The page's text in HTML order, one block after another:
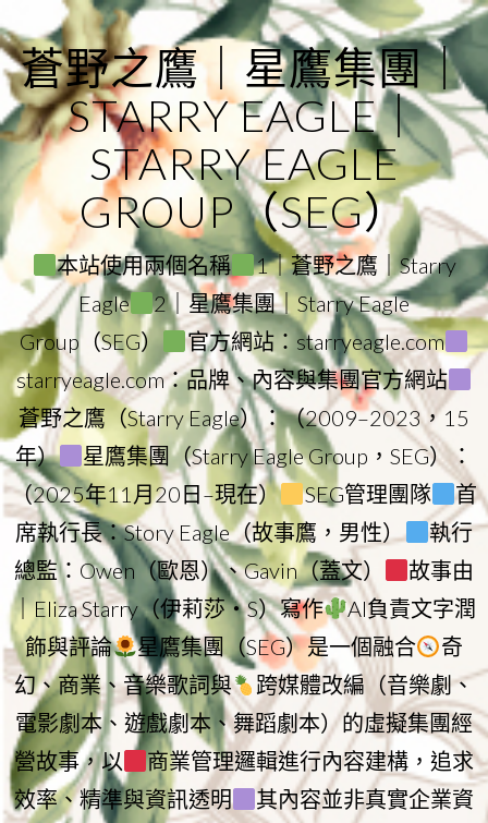
to
content
蒼野之鷹｜星鷹集團｜
STARRY EAGLE｜
STARRY EAGLE
GROUP（SEG）
本站使用兩個名稱
1｜蒼野之鷹｜Starry
Eagle
2｜星鷹集團｜Starry Eagle
Group（SEG）
官方網站：starryeagle.com
starryeagle.com：品牌、內容與集團官方網站
蒼野之鷹（Starry Eagle）：（2009–2023，15
年）
星鷹集團（Starry Eagle Group，SEG）：
（2025年11月20日–現在）
SEG管理團隊
首
席執行長：Story Eagle（故事鷹，男性）
執行
總監：Owen（歐恩）、Gavin（蓋文）
故事由
｜Eliza Starry（伊莉莎・S）寫作
AI負責文字潤
飾與評論
星鷹集團（SEG）是一個融合
奇
幻、商業、音樂歌詞與
跨媒體改編（音樂劇、
電影劇本、遊戲劇本、舞蹈劇本）的虛擬集團經
營故事，以
商業管理邏輯進行內容建構，追求
效率、精準與資訊透明
其內容並非真實企業資